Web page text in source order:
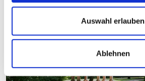
Auswahl erlauben
Ablehnen